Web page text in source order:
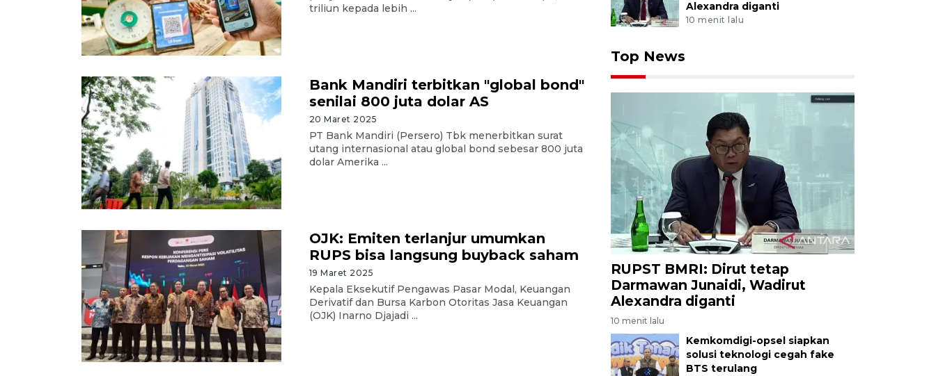
triliun kepada lebih ...
Bank Mandiri terbitkan "global bond"
senilai 800 juta dolar AS
20 Maret 2025
PT Bank Mandiri (Persero) Tbk menerbitkan surat
utang internasional atau global bond sebesar 800 juta
dolar Amerika ...
OJK: Emiten terlanjur umumkan
RUPS bisa langsung buyback saham
19 Maret 2025
Kepala Eksekutif Pengawas Pasar Modal, Keuangan
Derivatif dan Bursa Karbon Otoritas Jasa Keuangan
(OJK) Inarno Djajadi ...
Alexandra diganti
10 menit lalu
Top News
RUPST BMRI: Dirut tetap
Darmawan Junaidi, Wadirut
Alexandra diganti
10 menit lalu
Kemkomdigi-opsel siapkan
solusi teknologi cegah fake
BTS terulang